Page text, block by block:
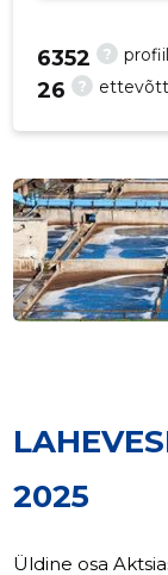
?
6352
?
26
2025
Üldine osa Aktsiaselts Lahevesi on Lääne-Harju valla